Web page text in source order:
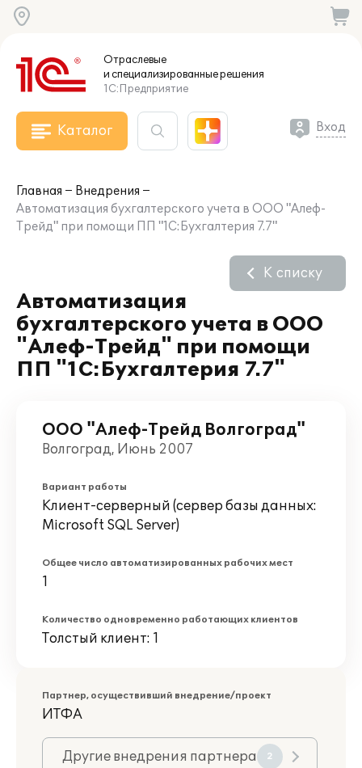
Отраслевые
и специализированныерешения
1С:Предприятие
Каталог Вход
Главная
Внедрения
Автоматизация бухгалтерского учета в ООО "Алеф-
Трейд" при помощи ПП "1С:Бухгалтерия 7.7"
Автоматизация
бухгалтерского учета в ООО
"Алеф-Трейд" при помощи
ПП "1С:Бухгалтерия 7.7"
К списку
ООО "Алеф-Трейд Волгоград"
Волгоград, Июнь 2007
Вариант работы
Клиент-серверный (сервер базы данных:
Microsoft SQL Server)
Общее число автоматизированных рабочих мест
1
Количество одновременно работающих клиентов
Толстый клиент: 1
Партнер, осуществивший внедрение/проект
ИТФА
Другие внедрения партнера 2